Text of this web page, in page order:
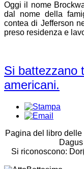
Oggi il nome
dal nome della
contea di Jefferson
preso residenza e
Si battezzano
americani.
Pagina del libro
Si riconoscono: